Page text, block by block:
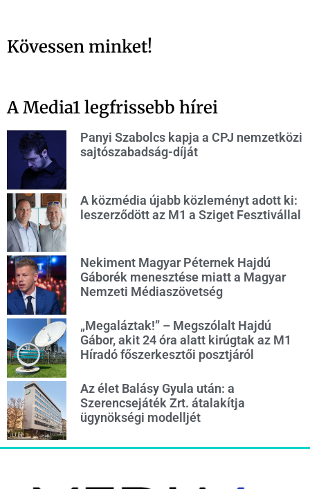
Kövessen minket!
A Media1 legfrissebb hírei
Panyi Szabolcs kapja a CPJ nemzetközi
sajtószabadság-díját
A közmédia újabb közleményt adott ki:
leszerződött az M1 a Sziget Fesztivállal
Nekiment Magyar Péternek Hajdú
Gáborék menesztése miatt a Magyar
Nemzeti Médiaszövetség
„Megaláztak!” – Megszólalt Hajdú
Gábor, akit 24 óra alatt kirúgtak az M1
Híradó főszerkesztői posztjáról
Az élet Balásy Gyula után: a
Szerencsejáték Zrt. átalakítja
ügynökségi modelljét